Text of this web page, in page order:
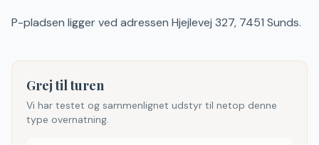
P-pladsen ligger ved adressen Hjejlevej 327, 7451 Sunds.
Grej til turen
Vi har testet og sammenlignet udstyr til netop denne
type overnatning.